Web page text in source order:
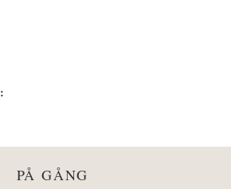
PÅ GÅNG